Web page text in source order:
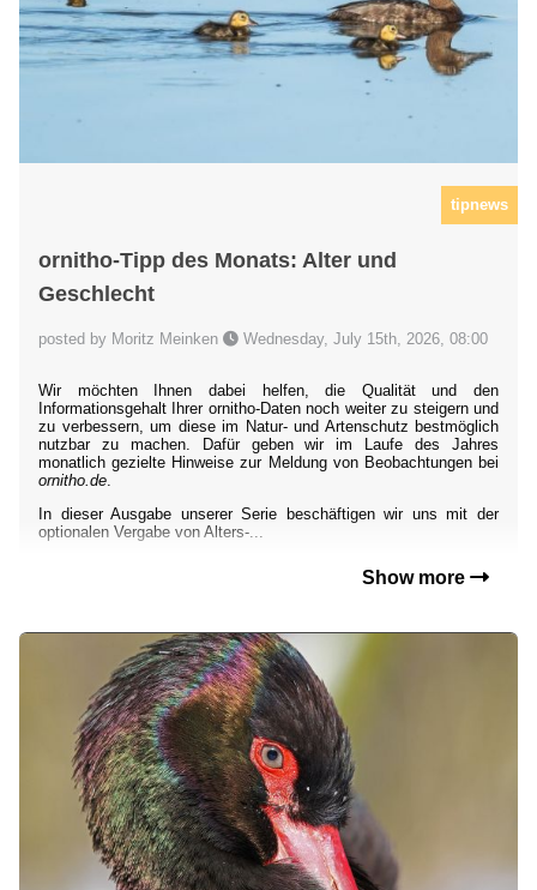
tipnews
ornitho-Tipp des Monats: Alter und
Geschlecht
posted by Moritz Meinken Wednesday, July 15th, 2026, 08:00
Wir möchten Ihnen dabei helfen, die Qualität und den
Informationsgehalt Ihrer ornitho-Daten noch weiter zu steigern und
zu verbessern, um diese im Natur- und Artenschutz bestmöglich
nutzbar zu machen. Dafür geben wir im Laufe des Jahres
monatlich gezielte Hinweise zur Meldung von Beobachtungen bei
ornitho.de.
In dieser Ausgabe unserer Serie beschäftigen wir uns mit der
optionalen Vergabe von Alters-...
Show more